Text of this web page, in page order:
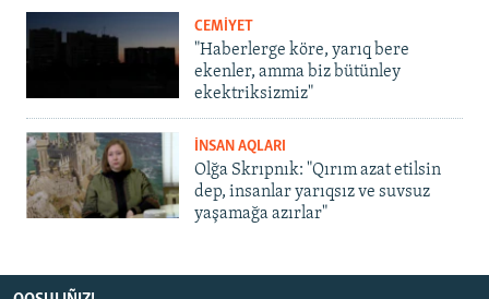
CEMİYET
"Haberlerge köre, yarıq bere
ekenler, amma biz bütünley
ekektriksizmiz"
İNSAN AQLARI
Olğa Skrıpnık: "Qırım azat etilsin
dep, insanlar yarıqsız ve suvsuz
yaşamağa azırlar"